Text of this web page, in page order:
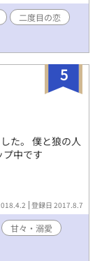
二度目の恋
5
た。 僕と狼の人
中です
登録日 2017.8.7
甘々・溺愛